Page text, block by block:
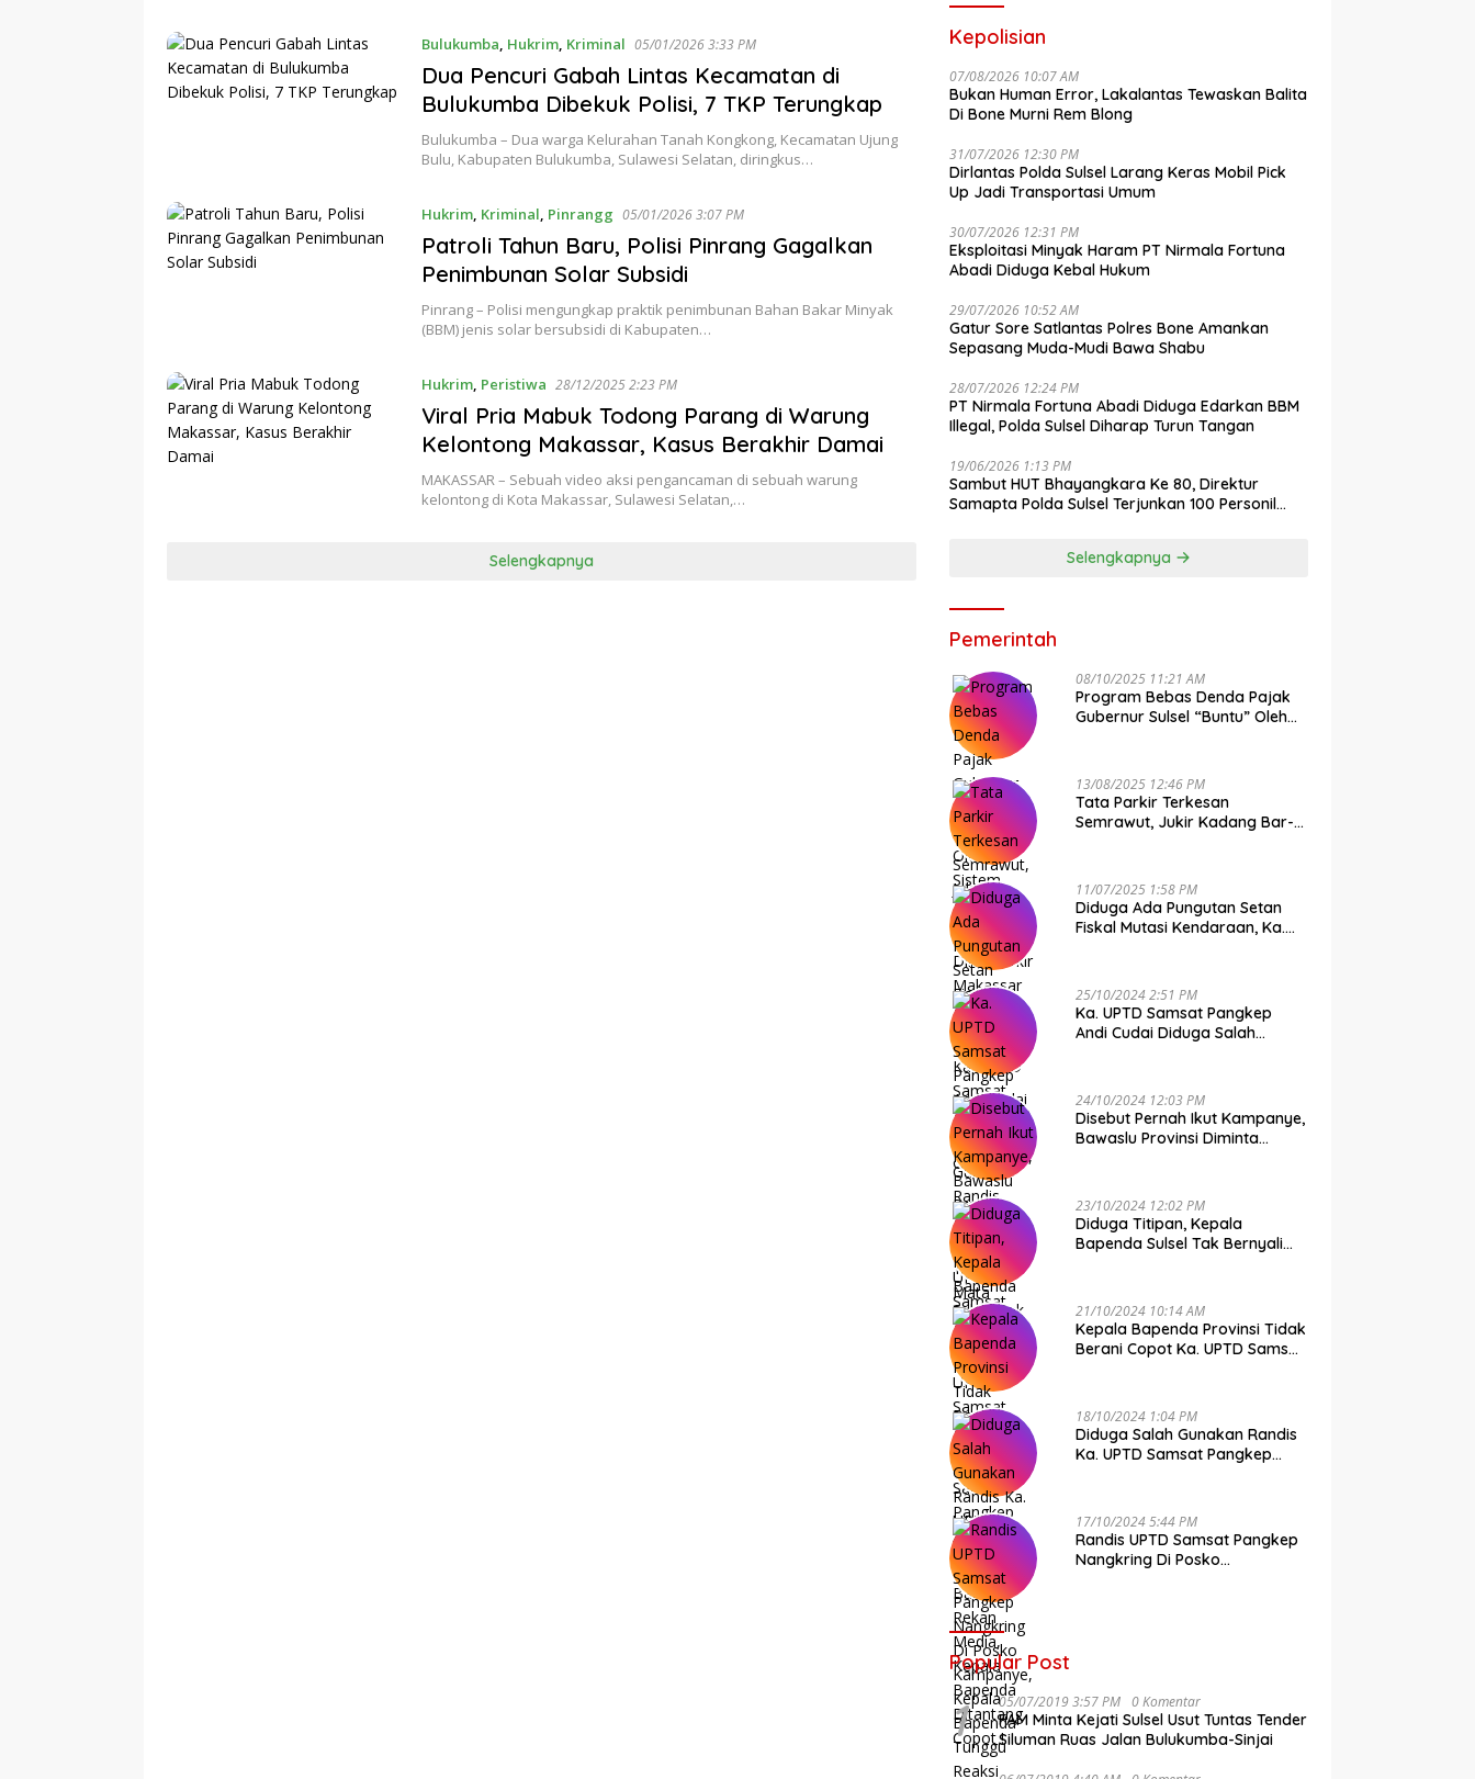
Bulukumba, Hukrim, Kriminal 05/01/2026 3:33 PM
Dua Pencuri Gabah Lintas Kecamatan di
Bulukumba Dibekuk Polisi, 7 TKP Terungkap
Bulukumba – Dua warga Kelurahan Tanah Kongkong, Kecamatan Ujung
Bulu, Kabupaten Bulukumba, Sulawesi Selatan, diringkus…
Hukrim, Kriminal, Pinrangg 05/01/2026 3:07 PM
Patroli Tahun Baru, Polisi Pinrang Gagalkan
Penimbunan Solar Subsidi
Pinrang – Polisi mengungkap praktik penimbunan Bahan Bakar Minyak
(BBM) jenis solar bersubsidi di Kabupaten…
Hukrim, Peristiwa 28/12/2025 2:23 PM
Viral Pria Mabuk Todong Parang di Warung
Kelontong Makassar, Kasus Berakhir Damai
MAKASSAR – Sebuah video aksi pengancaman di sebuah warung
kelontong di Kota Makassar, Sulawesi Selatan,…
Selengkapnya
Kepolisian
07/08/2026 10:07 AM
Bukan Human Error, Lakalantas Tewaskan Balita
Di Bone Murni Rem Blong
31/07/2026 12:30 PM
Dirlantas Polda Sulsel Larang Keras Mobil Pick
Up Jadi Transportasi Umum
30/07/2026 12:31 PM
Eksploitasi Minyak Haram PT Nirmala Fortuna
Abadi Diduga Kebal Hukum
29/07/2026 10:52 AM
Gatur Sore Satlantas Polres Bone Amankan
Sepasang Muda-Mudi Bawa Shabu
28/07/2026 12:24 PM
PT Nirmala Fortuna Abadi Diduga Edarkan BBM
Illegal, Polda Sulsel Diharap Turun Tangan
19/06/2026 1:13 PM
Sambut HUT Bhayangkara Ke 80, Direktur
Samapta Polda Sulsel Terjunkan 100 Personil
Selengkapnya
Pemerintah
08/10/2025 11:21 AM
Program Bebas Denda Pajak
Gubernur Sulsel “Buntu” Oleh
13/08/2025 12:46 PM
Tata Parkir Terkesan
Semrawut, Jukir Kadang Bar-
11/07/2025 1:58 PM
Diduga Ada Pungutan Setan
Fiskal Mutasi Kendaraan, Ka.
25/10/2024 2:51 PM
Ka. UPTD Samsat Pangkep
Andi Cudai Diduga Salah
24/10/2024 12:03 PM
Disebut Pernah Ikut Kampanye,
Bawaslu Provinsi Diminta
23/10/2024 12:02 PM
Diduga Titipan, Kepala
Bapenda Sulsel Tak Bernyali
21/10/2024 10:14 AM
Kepala Bapenda Provinsi Tidak
Berani Copot Ka. UPTD Samsat
18/10/2024 1:04 PM
Diduga Salah Gunakan Randis
Ka. UPTD Samsat Pangkep
17/10/2024 5:44 PM
Randis UPTD Samsat Pangkep
Nangkring Di Posko
Popular Post
1 05/07/2019 3:57 PM 0 Komentar
FAM Minta Kejati Sulsel Usut Tuntas Tender
Siluman Ruas Jalan Bulukumba-Sinjai